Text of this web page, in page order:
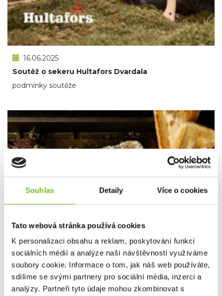
Souhlas Detaily Více o cookies
Tato webová stránka používá cookies
K personalizaci obsahu a reklam, poskytování funkcí
sociálních médií a analýze naší návštěvnosti využíváme
soubory cookie. Informace o tom, jak náš web používáte,
sdílíme se svými partnery pro sociální média, inzerci a
analýzy. Partneři tyto údaje mohou zkombinovat s
16.06.2025
Soutěž o sekeru Hultafors Dvardala
podmínky soutěže